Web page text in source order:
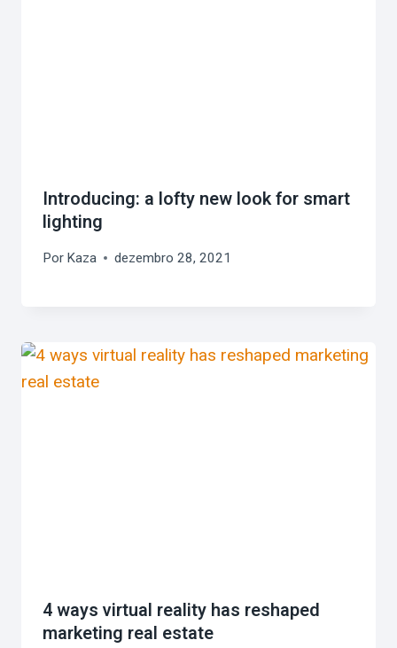
​Introducing: a lofty new look for smart
lighting
Por Kaza dezembro 28, 2021
4 ways virtual reality has reshaped
marketing real estate